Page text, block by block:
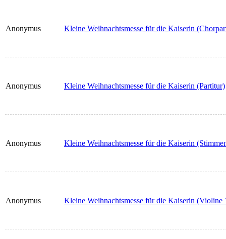
Anonymus Kleine Weihnachtsmesse für die Kaiserin
Anonymus Kleine Weihnachtsmesse für die Kaiserin (Partitur)
Anonymus Kleine Weihnachtsmesse für die Kaiserin
Anonymus Kleine Weihnachtsmesse für die Kaiserin (Violine